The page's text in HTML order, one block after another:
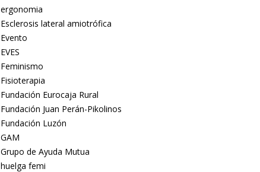
ergonomia
Esclerosis lateral amiotrófica
Evento
EVES
Feminismo
Fisioterapia
Fundación Eurocaja Rural
Fundación Juan Perán-Pikolinos
Fundación Luzón
GAM
Grupo de Ayuda Mutua
huelga femi